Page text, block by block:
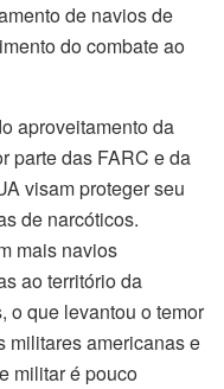
de navios de
do combate ao
aproveitamento da
parte das FARC e da
visam proteger seu
de narcóticos.
mais navios
ao território da
o que levantou o temor
militares americanas e
militar é pouco